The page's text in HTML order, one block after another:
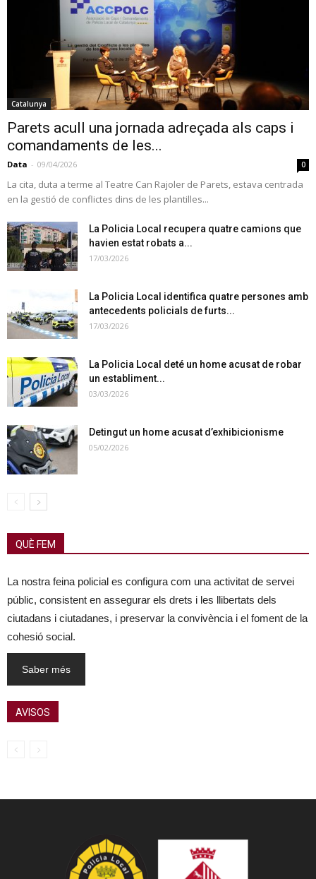
Catalunya
Parets acull una jornada adreçada als caps i
comandaments de les...
Data - 09/04/2026 0
La cita, duta a terme al Teatre Can Rajoler de Parets, estava centrada
en la gestió de conflictes dins de les plantilles...
La Policia Local recupera quatre camions que
havien estat robats a...
17/03/2026
La Policia Local identifica quatre persones amb
antecedents policials de furts...
17/03/2026
La Policia Local deté un home acusat de robar
un establiment...
03/03/2026
Detingut un home acusat d’exhibicionisme
05/02/2026
QUÈ FEM
La nostra feina policial es configura com una activitat de servei
públic, consistent en assegurar els drets i les llibertats dels
ciutadans i ciutadanes, i preservar la convivència i el foment de la
cohesió social.
Saber més
AVISOS